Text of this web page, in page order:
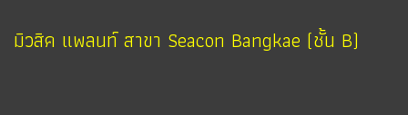
มิวสิค แพลนท์ สาขา Seacon Bangkae (ชั้น B)